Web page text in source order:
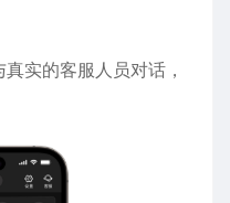
实的客服人员对话，